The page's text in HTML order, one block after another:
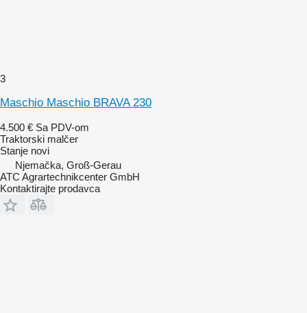
3
Maschio Maschio BRAVA 230
4.500 € Sa PDV-om
Traktorski malčer
Stanje novi
Njemačka, Groß-Gerau
ATC Agrartechnikcenter GmbH
Kontaktirajte prodavca